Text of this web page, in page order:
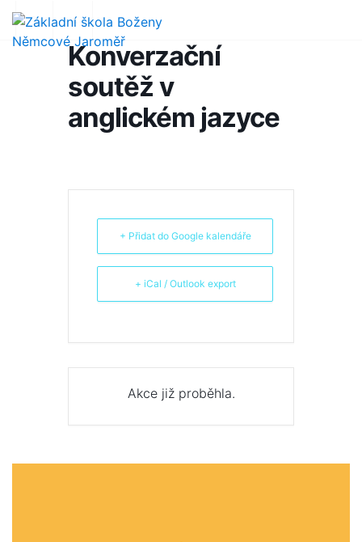
Konverzační
soutěž v
anglickém jazyce
+ Přidat do Google kalendáře
+ iCal / Outlook export
Akce již proběhla.